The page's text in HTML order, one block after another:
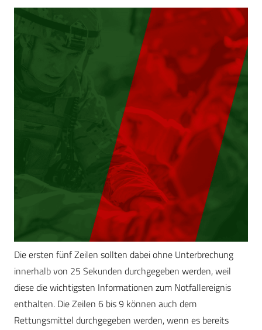
Die ersten fünf Zeilen sollten dabei ohne Unterbrechung
innerhalb von 25 Sekunden durchgegeben werden, weil
diese die wichtigsten Informationen zum Notfallereignis
enthalten. Die Zeilen 6 bis 9 können auch dem
Rettungsmittel durchgegeben werden, wenn es bereits